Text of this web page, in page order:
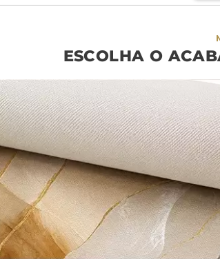
largura aproximada
160cm
280cm
ESCOLHA O